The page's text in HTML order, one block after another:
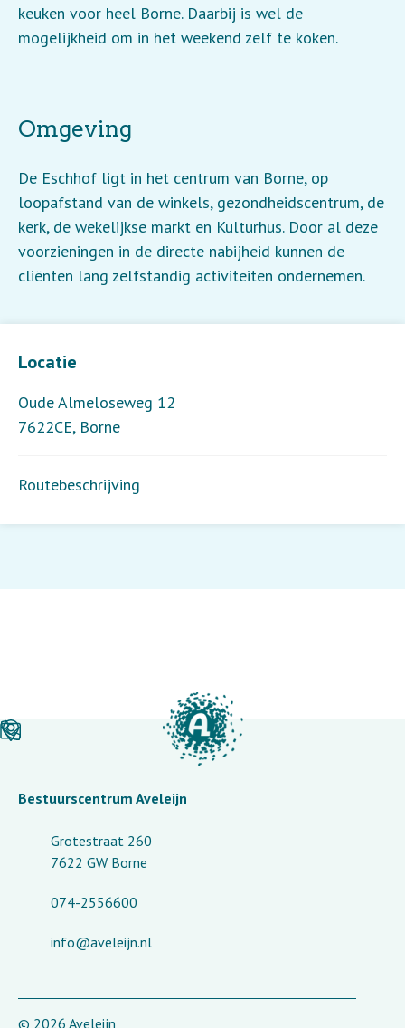
Locatie
Oude Almeloseweg 12
7622CE, Borne
Routebeschrijving
keuken voor heel Borne. Daarbij is wel de
mogelijkheid om in het weekend zelf te koken.
Omgeving
De Eschhof ligt in het centrum van Borne, op
loopafstand van de winkels, gezondheidscentrum, de
kerk, de wekelijkse markt en Kulturhus. Door al deze
voorzieningen in de directe nabijheid kunnen de
cliënten lang zelfstandig activiteiten ondernemen.
Bestuurscentrum Aveleijn
Grotestraat 260
7622 GW Borne
074-2556600
info@aveleijn.nl
© 2026 Aveleijn